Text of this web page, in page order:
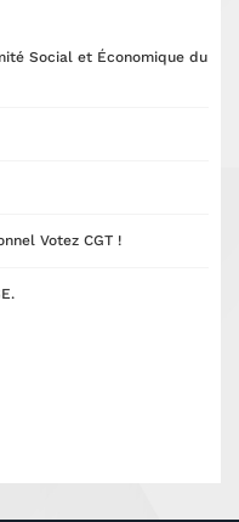
Social et Économique du
Votez CGT !